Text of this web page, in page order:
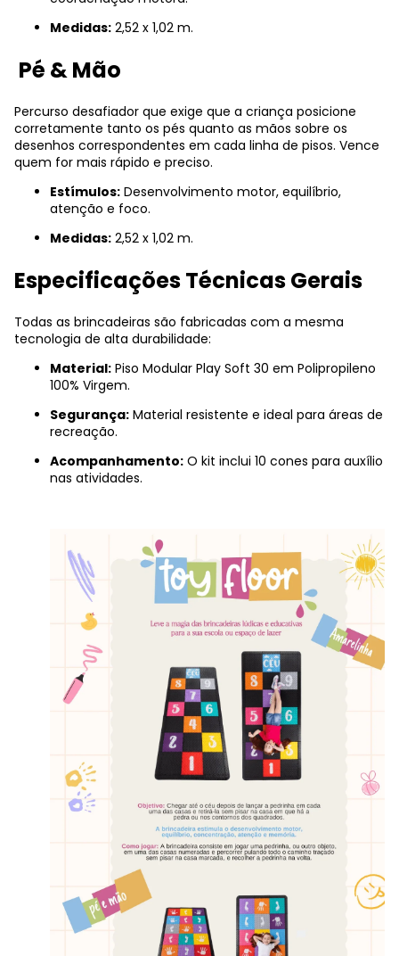
Medidas: 2,52 x 1,02 m.
Pé & Mão
Percurso desafiador que exige que a criança posicione
corretamente tanto os pés quanto as mãos sobre os
desenhos correspondentes em cada linha de pisos. Vence
quem for mais rápido e preciso.
Estímulos: Desenvolvimento motor, equilíbrio,
atenção e foco.
Medidas: 2,52 x 1,02 m.
Especificações Técnicas Gerais
Todas as brincadeiras são fabricadas com a mesma
tecnologia de alta durabilidade:
Material: Piso Modular Play Soft 30 em Polipropileno
100% Virgem.
Segurança: Material resistente e ideal para áreas de
recreação.
Acompanhamento: O kit inclui 10 cones para auxílio
nas atividades.